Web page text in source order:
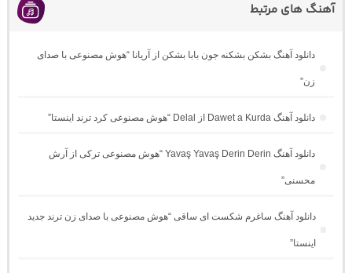
آهنگ های مرتبط
دانلود آهنگ بشکن بشکنه جون بابا بشکن از آریانا “هوش مصنوعی با صدای
زن”
دانلود آهنگ Dawet a Kurda از Delal “هوش مصنوعی کرد ترند اینستا”
دانلود آهنگ Yavaş Yavaş Derin Derin “هوش مصنوعی ترکی از آرش
محسنی”
دانلود آهنگ ساغرم شکست ای ساقی “هوش مصنوعی با صدای زن ترند جدید
اینستا”